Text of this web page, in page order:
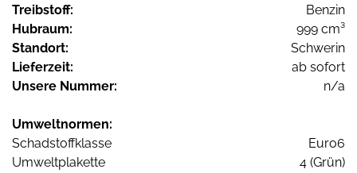
Treibstoff:
Benzin
Hubraum:
999 cm³
Standort:
Schwerin
Lieferzeit:
ab sofort
Unsere Nummer:
n/a
Umweltnormen:
Schadstoffklasse
Euro6
Umweltplakette
4 (Grün)